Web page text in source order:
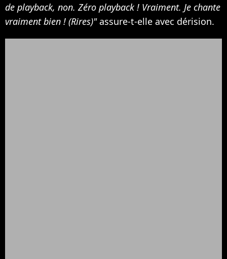
de playback, non. Zéro playback ! Vraiment. Je chante
vraiment bien ! (Rires)"assure-t-elle avec dérision.